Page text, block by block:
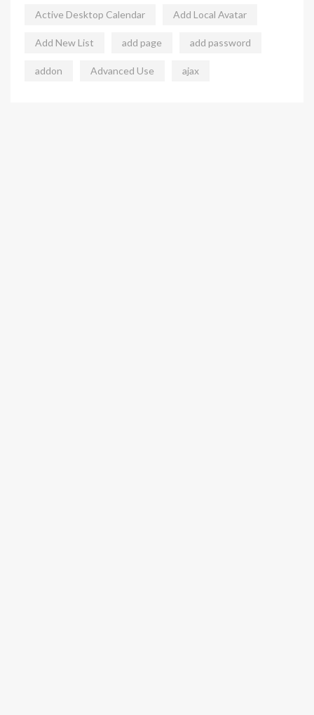
Active Desktop Calendar Add Local Avatar
Add New List add page add password
addon Advanced Use ajax